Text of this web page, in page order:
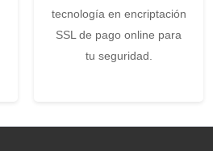
tecnología en encriptación
SSL de pago online para
tu seguridad.